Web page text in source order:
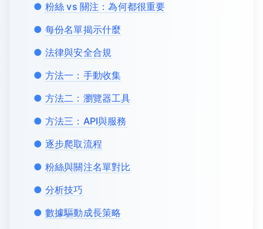
粉絲 vs 關注：為何都很重要
每份名單揭示什麼
法律與安全合規
方法一：手動收集
方法二：瀏覽器工具
方法三：API與服務
逐步爬取流程
粉絲與關注名單對比
分析技巧
數據驅動成長策略